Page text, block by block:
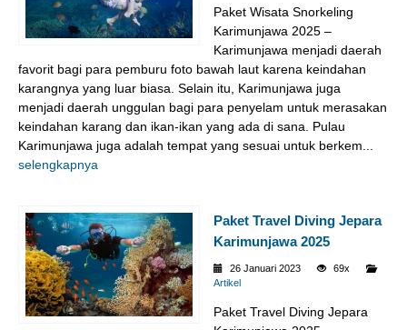
Paket Wisata Snorkeling
Karimunjawa 2025 –
Karimunjawa menjadi daerah
favorit bagi para pemburu foto bawah laut karena keindahan
karangnya yang luar biasa. Selain itu, Karimunjawa juga
menjadi daerah unggulan bagi para penyelam untuk merasakan
keindahan karang dan ikan-ikan yang ada di sana. Pulau
Karimunjawa juga adalah tempat yang sesuai untuk berkem...
selengkapnya
Paket Travel Diving Jepara
Karimunjawa 2025
26 Januari 2023
69x
Artikel
Paket Travel Diving Jepara